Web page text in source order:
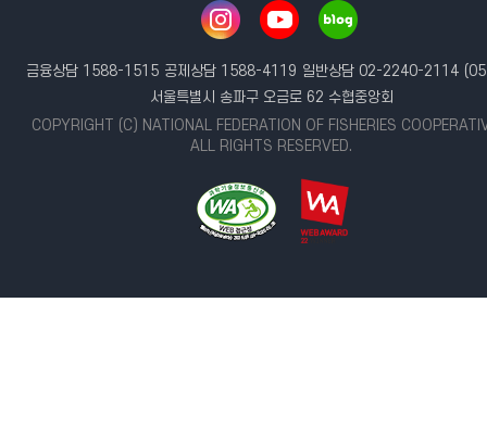
금융상담 1588-1515 공제상담 1588-4119 일반상담 02-2240-2114
서울특별시 송파구 오금로 62 수협중앙회
COPYRIGHT (C) NATIONAL FEDERATION OF FISHERIES
ALL RIGHTS RESERVED.